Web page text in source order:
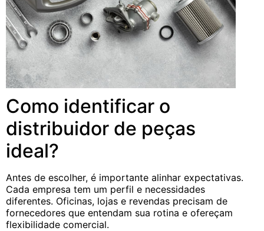
Como identificar o
distribuidor de peças
ideal?
Antes de escolher, é importante alinhar expectativas.
Cada empresa tem um perfil e necessidades
diferentes. Oficinas, lojas e revendas precisam de
fornecedores que entendam sua rotina e ofereçam
flexibilidade comercial.